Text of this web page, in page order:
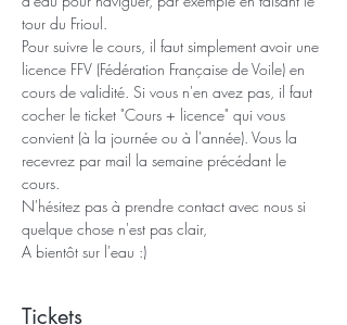
tour du Frioul.
Pour suivre le cours, il faut simplement avoir une
licence FFV (Fédération Française de Voile) en
cours de validité. Si vous n'en avez pas, il faut
cocher le ticket "Cours + licence" qui vous
convient (à la journée ou à l'année). Vous la
recevrez par mail la semaine précédant le
cours.
N'hésitez pas à prendre contact avec nous si
quelque chose n'est pas clair,
A bientôt sur l'eau :)
Tickets